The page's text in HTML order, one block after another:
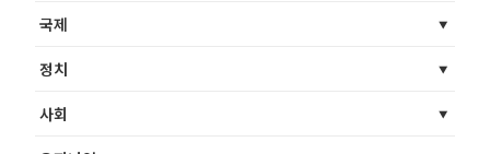
국제
정치
사회